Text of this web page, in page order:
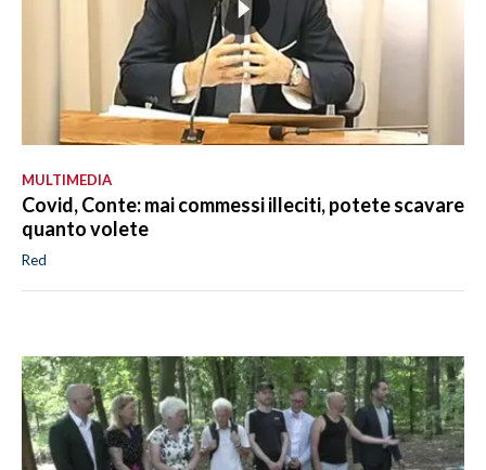
MULTIMEDIA
Covid, Conte: mai commessi illeciti, potete scavare
quanto volete
Red